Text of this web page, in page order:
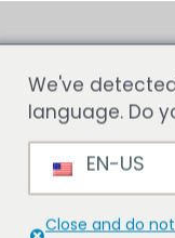
We've
language. Do
EN-US
Close and do